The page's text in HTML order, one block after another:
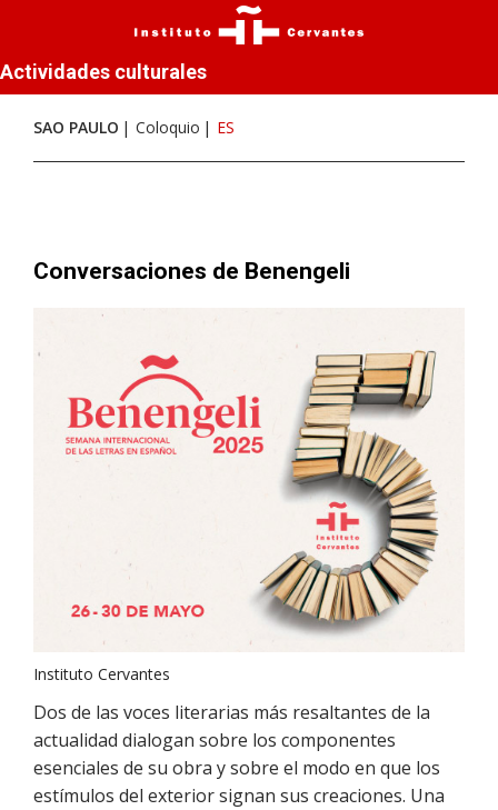
Actividades culturales
SAO PAULO Coloquio ES
Conversaciones de Benengeli
Instituto Cervantes
Dos de las voces literarias más resaltantes de la
actualidad dialogan sobre los componentes
esenciales de su obra y sobre el modo en que los
estímulos del exterior signan sus creaciones. Una